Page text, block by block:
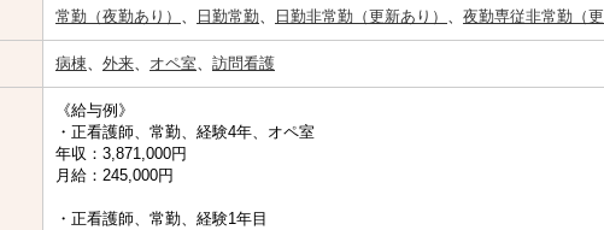
常勤（夜勤あり） 、 日勤常勤、 日勤非常勤（更新あり） 、 夜勤専従非常勤（
病棟、 外来、 オペ室、 訪問看護
《給与例》
・正看護師、常勤、経験4年、オペ室
年収：3,871,000円
月給：245,000円
・正看護師、常勤、経験1年目